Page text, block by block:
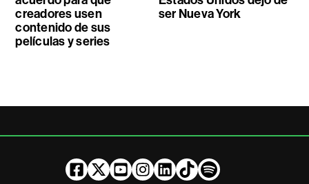
creadores usen
contenido de sus
películas y series
ser Nueva York